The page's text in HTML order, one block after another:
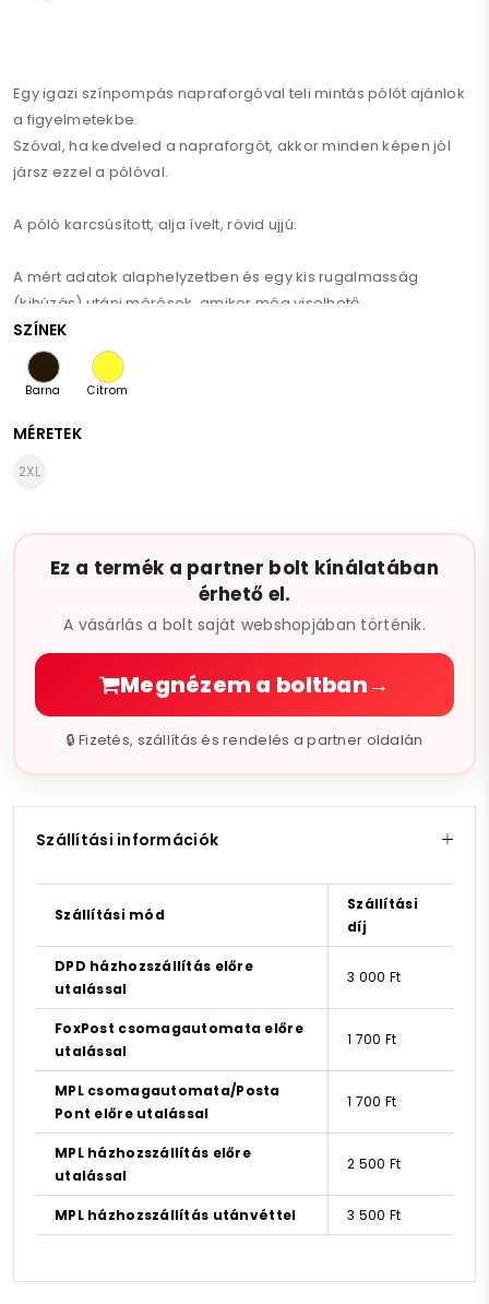
Egy igazi színpompás napraforgóval teli mintás pólót ajánlok
a figyelmetekbe.
Szóval, ha kedveled a napraforgót, akkor minden képen jól
jársz ezzel a pólóval.
A póló karcsúsított, alja ívelt, rövid ujjú.
A mért adatok alaphelyzetben és egy kis rugalmasság
(kihúzás) utáni mérések, amikor még viselhető.
Mérete szerint:
- mellbősége 98cm, de enged egészen 108cm-ig,
- alj bősége 98-108cm
SZÍNEK
Barna Citrom
MÉRETEK
2XL
Ez a termék a partner bolt kínálatában
érhető el.
A vásárlás a bolt saját webshopjában történik.
Megnézem a boltban→
🔒 Fizetés, szállítás és rendelés a partner oldalán
Szállítási információk
Szállítási mód
Szállítási
díj
DPD házhozszállítás előre
utalással
3 000 Ft
FoxPost csomagautomata előre
utalással
1 700 Ft
MPL csomagautomata/Posta
Pont előre utalással
1 700 Ft
MPL házhozszállítás előre
utalással
2 500 Ft
MPL házhozszállítás utánvéttel 3 500 Ft